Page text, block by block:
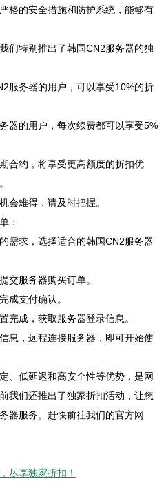
格的安全措施和防护系统，能够有
们特别推出了韩国CN2服务器的独
服务器的用户，可以享受10%的折
器的用户，每次续费都可以享受5%
合约，将享受更高额度的折扣优
会难得，请及时把握。
：
需求，选择适合的韩国CN2服务器
交服务器购买订单。
成支付确认。
完成，获取服务器登录信息。
息，远程连接服务器，即可开始使
、低延迟和高安全性等优势，是网
我们还推出了独家折扣活动，让您
器服务。赶快前往我们的官方网
尽享独家折扣！